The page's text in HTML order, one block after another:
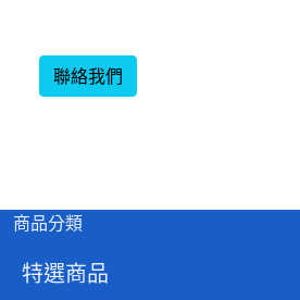
聯絡我們
商品分類
特選商品